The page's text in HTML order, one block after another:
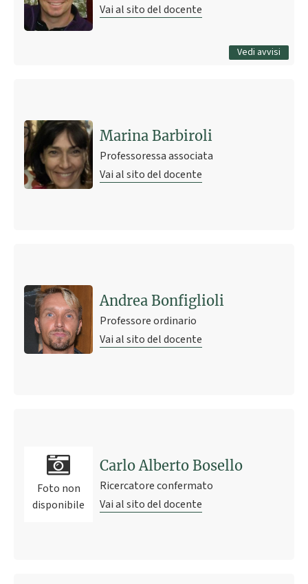
Vai al sito del docente
Vedi avvisi
Tutti gli avvisi
Marina Barbiroli
Professoressa associata
Vai al sito del docente
Andrea Bonfiglioli
Professore ordinario
Vai al sito del docente
Foto non
disponibile
Carlo Alberto Bosello
Ricercatore confermato
Vai al sito del docente